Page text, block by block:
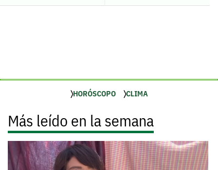
HORÓSCOPO CLIMA
Más leído en la semana